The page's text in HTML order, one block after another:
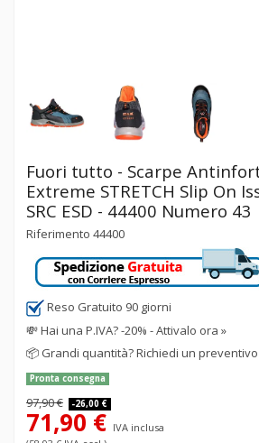
Fuori tutto - Scarpe
Extreme STRETCH Slip On
SRC ESD - 44400 Numero 43
Riferimento 44400
Reso Gratuito 90 giorni
💸Hai una P.IVA? -20% - Attivalo ora »
📦 Grandi quantità? Richiedi un
Pronta consegna
97,90 € -26,00 €
71,90 € IVA inclusa